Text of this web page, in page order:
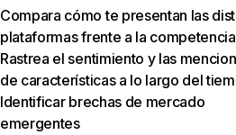
Compara cómo te presentan las
plataformas frente a la competencia
Rastrea el sentimiento y las
de características a lo largo del
Identificar brechas de mercado
emergentes